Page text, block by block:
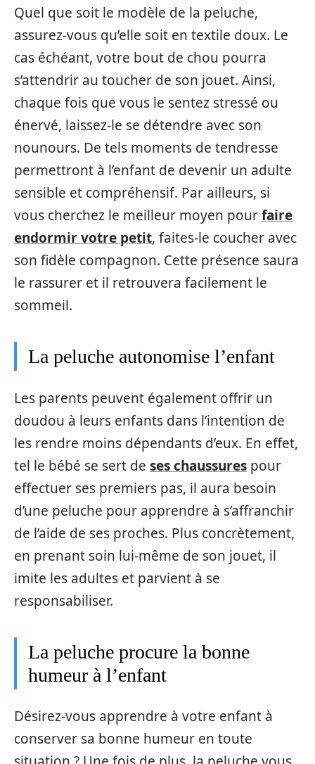
Quel que soit le modèle de la peluche,
assurez-vous qu’elle soit en textile doux. Le
cas échéant, votre bout de chou pourra
s’attendrir au toucher de son jouet. Ainsi,
chaque fois que vous le sentez stressé ou
énervé, laissez-le se détendre avec son
nounours. De tels moments de tendresse
permettront à l’enfant de devenir un adulte
sensible et compréhensif. Par ailleurs, si
vous cherchez le meilleur moyen pourfaire
endormir votre petit, faites-le coucher avec
son fidèle compagnon. Cette présence saura
le rassurer et il retrouvera facilement le
sommeil.
La peluche autonomise l’enfant
Les parents peuvent également offrir un
doudou à leurs enfants dans l’intention de
les rendre moins dépendants d’eux. En effet,
tel le bébé se sert de ses chaussures pour
effectuer ses premiers pas, il aura besoin
d’une peluche pour apprendre à s’affranchir
de l’aide de ses proches. Plus concrètement,
en prenant soin lui-même de son jouet, il
imite les adultes et parvient à se
responsabiliser.
La peluche procure la bonne
humeur à l’enfant
Désirez-vous apprendre à votre enfant à
conserver sa bonne humeur en toute